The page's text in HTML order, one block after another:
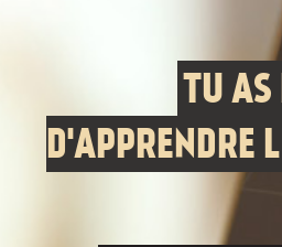
TU AS
D'APPRENDRE